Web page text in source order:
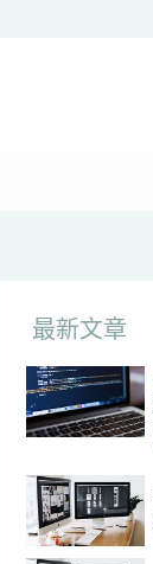
最新文章